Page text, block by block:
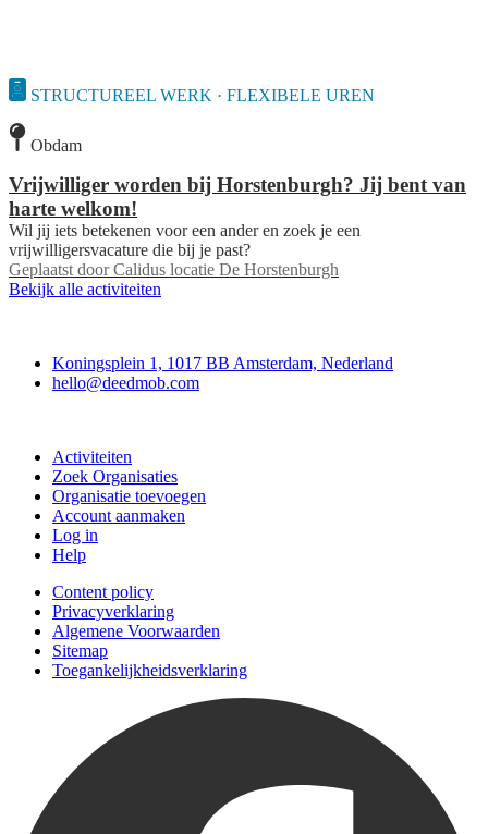
STRUCTUREEL WERK · FLEXIBELE UREN
Obdam
Vrijwilliger worden bij Horstenburgh? Jij bent van
harte welkom!
Wil jij iets betekenen voor een ander en zoek je een
vrijwilligersvacature die bij je past?
Geplaatst door Calidus locatie De Horstenburgh
Bekijk alle activiteiten
Koningsplein 1, 1017 BB Amsterdam, Nederland
hello@deedmob.com
Activiteiten
Zoek Organisaties
Organisatie toevoegen
Account aanmaken
Log in
Help
Content policy
Privacyverklaring
Algemene Voorwaarden
Sitemap
Toegankelijkheidsverklaring